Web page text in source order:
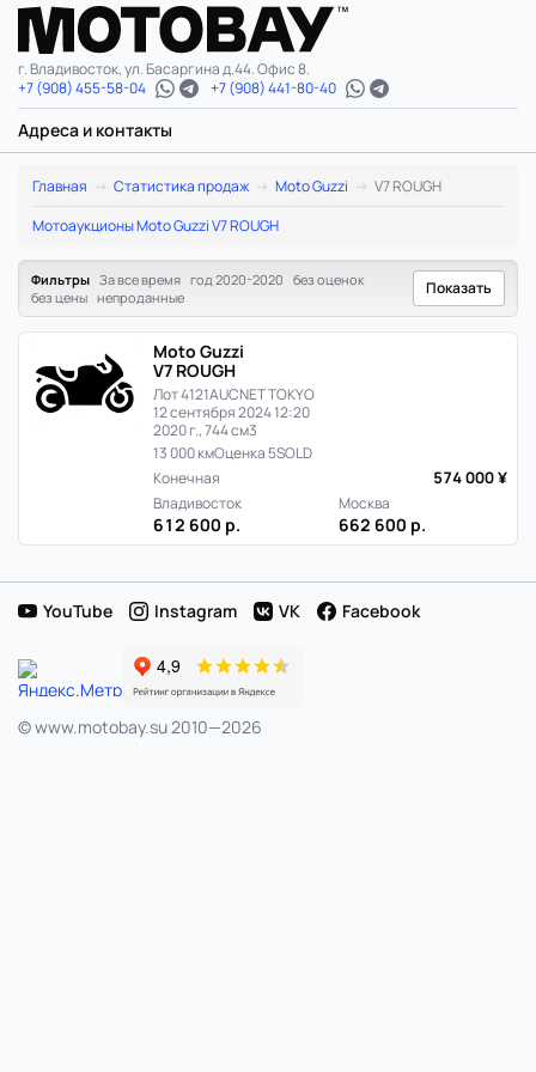
г. Владивосток, ул. Басаргина д.44. Офис 8.
+7 (908) 455-58-04
+7 (908) 441-80-40
Адреса и контакты
Moto
Guzzi
V7
ROUGH:
статистика
цен
продаж
в
Японии
Главная Статистика продаж Moto Guzzi
V7 ROUGH
Мотоаукционы Moto Guzzi V7 ROUGH
Фильтры За все время год 2020-2020 без оценок
без цены непроданные Показать
Moto Guzzi
V7 ROUGH
Лот 4121AUCNET TOKYO
12 сентября 2024 12:20
2020 г., 744 см3
13 000 кмОценка 5SOLD
Конечная
574 000 ¥
Владивосток
612 600 р.
Москва
662 600 р.
YouTube Instagram VK Facebook
© www.motobay.su 2010—2026